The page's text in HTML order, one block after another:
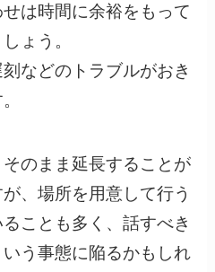
は時間に余裕をもって
ょう。
などのトラブルがおき
のまま延長することが
、場所を用意して行う
ことも多く、話すべき
う事態に陥るかもしれ